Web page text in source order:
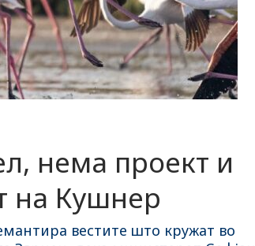
нема проект и
на Кушнер
вестите што кружат во